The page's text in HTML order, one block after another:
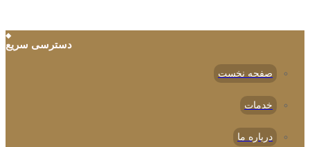
دسترسی سریع
صفحه نخست
خدمات
درباره ما